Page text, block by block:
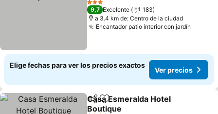
3 Estrellas
9,7 Excelente
183
a 3.4 km de: Centro de la ciudad
Encantador patio interior con jardín
Elige fechas para ver los precios exactos
Ver precios
CompartirAgregar a favoritos
Casa Esmeralda Hotel
Boutique